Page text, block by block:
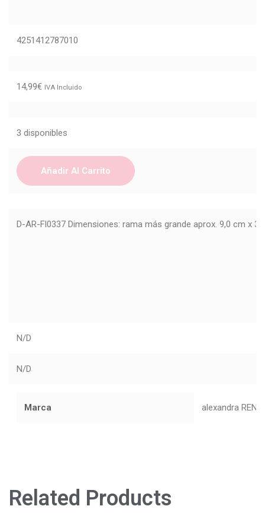
4251412787010
14,99€ IVA Incluido
3 disponibles
Añadir Al Carrito
D-AR-Fl0337 Dimensiones: rama más grande aprox. 9,0 cm x
N/D
N/D
Marca alexandra
Related Products